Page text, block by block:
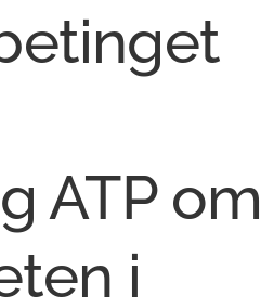
ATP om
i